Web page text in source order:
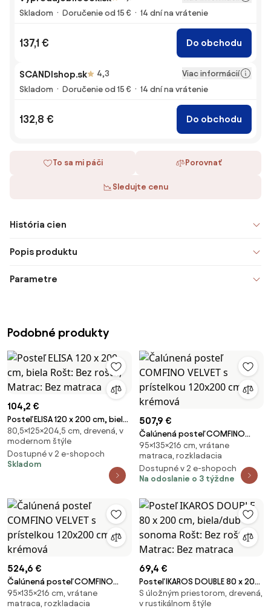
Skladom
Doručenie od 15 € 14 dní na vrátenie
137,1 € Do obchodu
SCANDIshop.sk 4,3
Viac informácií
Skladom
Doručenie od 15 € 14 dní na vrátenie
132,8 € Do obchodu
To sa mi páči Porovnať
Sledujte cenu
História cien
Popis produktu
Parametre
Podobné produkty
104,2 €
Posteľ ELISA 120 x 200 cm, biela
Rošt: Bez roštu, Matrac: Bez
matraca
80,5×125×204,5 cm, drevená, v
modernom štýle
Dostupné v 2 e-shopoch
Skladom
507,9 €
Čalúnená posteľ COMFINO
VELVET s prístelkou 120x200 cm
krémová
95×135×216 cm, vrátane
matraca, rozkladacia
Dostupné v 2 e-shopoch
Na odoslanie o 3 týždne
524,6 €
Čalúnená posteľ COMFINO
VELVET s prístelkou 120x200 cm
krémová
95×135×216 cm, vrátane
matraca, rozkladacia
69,4 €
Posteľ IKAROS DOUBLE 80 x 200
cm, biela/dub sonoma Rošt: Bez
roštu, Matrac: Bez matraca
S úložným priestorom, drevená,
v rustikálnom štýle